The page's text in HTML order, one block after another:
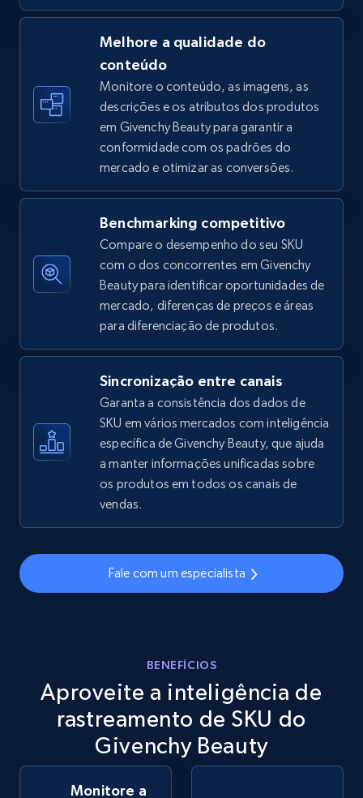
price, Final price, Discount percent, and more.
Amazon sellers info
Seller id, URL, Seller name, Description, Detailed
info, Stars, Feedbacks, Return policy, and more.
378+ Comece agora
URL, Product id, Title, Seller name, Seller rating,
more.
359+ Comece agora
eBay - Gather data on products using
specified keywords
URL, Product id, Title, Seller name, Seller rating,
eBay - Collect products from shops on eBay
URL, Product id, Title, Seller name, Seller rating,
Seller reviews, Breadcrumbs, Root category, and
2.5K+ 359+
Melhore a qualidade do
conteúdo
Monitore o conteúdo, as imagens, as
descrições e os atributos dos produtos
em Givenchy Beauty para garantir a
conformidade com os padrões do
mercado e otimizar as conversões.
Benchmarking competitivo
Compare o desempenho do seu SKU
com o dos concorrentes em Givenchy
Beauty para identificar oportunidades de
mercado, diferenças de preços e áreas
para diferenciação de produtos.
Sincronização entre canais
Garanta a consistência dos dados de
SKU em vários mercados com inteligência
específica de Givenchy Beauty, que ajuda
a manter informações unificadas sobre
os produtos em todos os canais de
vendas.
Fale com um especialista
BENEFÍCIOS
Aproveite a inteligência de
rastreamento de SKU do
Givenchy Beauty
Monitore a